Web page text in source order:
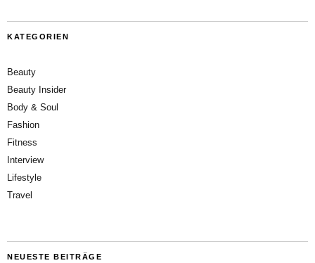
KATEGORIEN
Beauty
Beauty Insider
Body & Soul
Fashion
Fitness
Interview
Lifestyle
Travel
NEUESTE BEITRÄGE